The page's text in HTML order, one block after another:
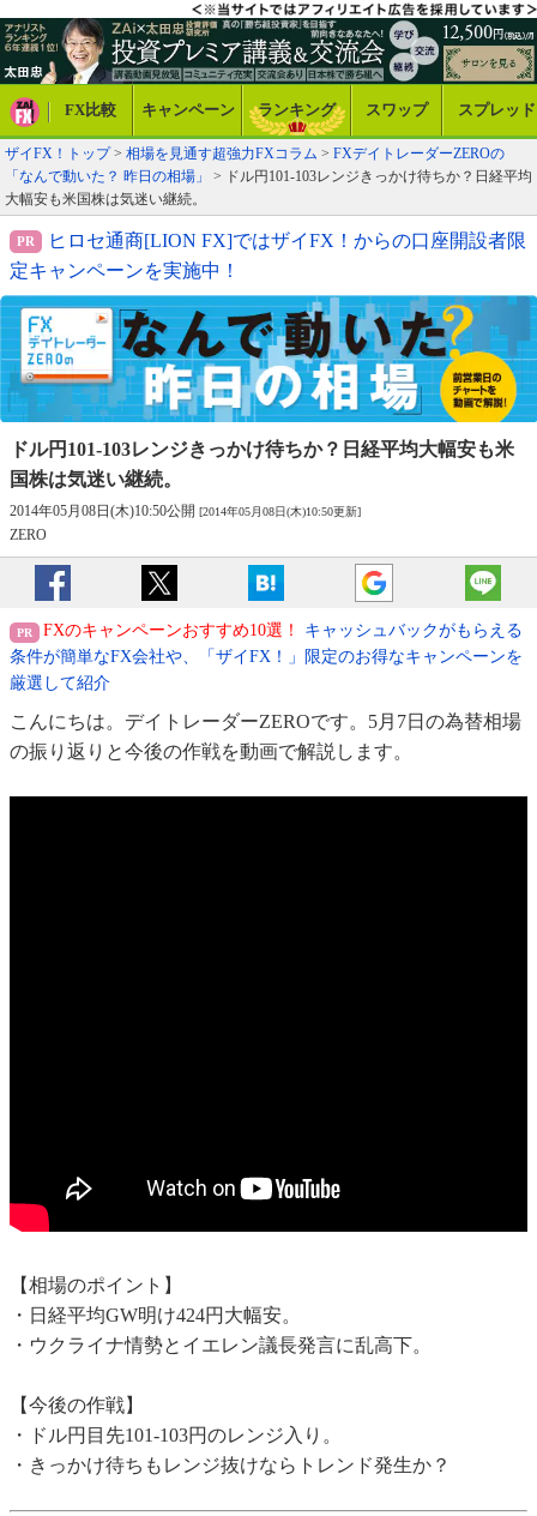
FX比較 キャンペーン ランキング スワップ スプレッド
ザイFX！トップ> 相場を見通す超強力FXコラム > FXデイトレーダーZEROの
「なんで動いた？ 昨日の相場」
> ドル円101-103レンジきっかけ待ちか？日経平均
大幅安も米国株は気迷い継続。
ヒロセ通商[LION FX]ではザイFX！からの口座開設者限
定キャンペーンを実施中！
ドル円101-103レンジきっかけ待ちか？ 日経平均大幅安も米
国株は気迷い継続。
2014年05月08日(木)10:50公開 [2014年05月08日(木)10:50更新]
ZERO
FXのキャンペーンおすすめ10選！
キャッシュバックがもらえる
条件が簡単なFX会社や、「ザイFX！」限定のお得なキャンペーンを
厳選して紹介
こんにちは。デイトレーダーZEROです。5月7日の為替相場
の振り返りと今後の作戦を動画で解説します。
【相場のポイント】
・日経平均GW明け424円大幅安。
・ウクライナ情勢とイエレン議長発言に乱高下。
【今後の作戦】
・ドル円目先101-103円のレンジ入り。
・きっかけ待ちもレンジ抜けならトレンド発生か？